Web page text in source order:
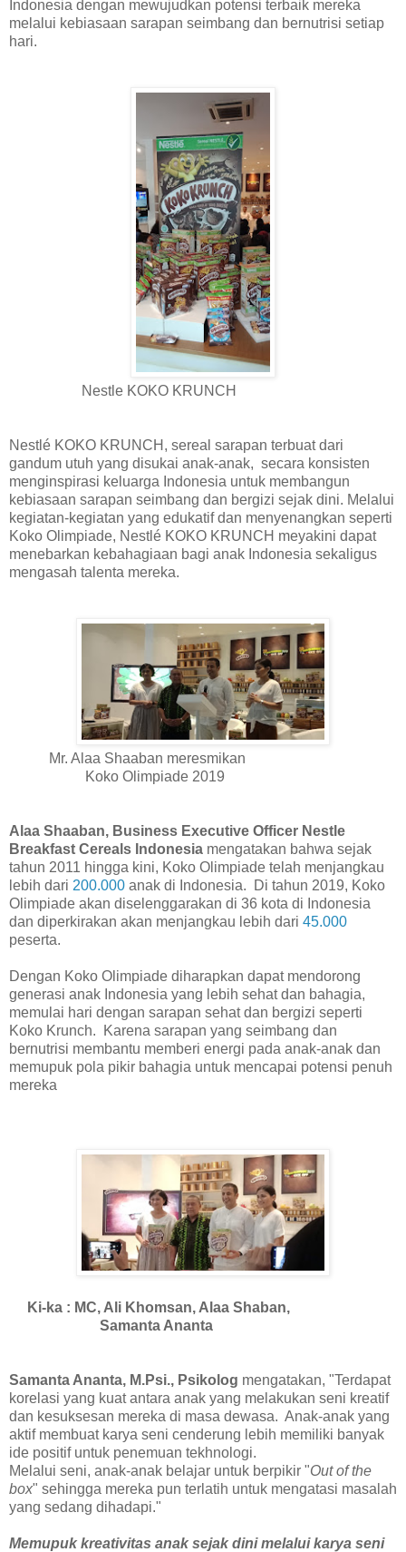
Indonesia dengan mewujudkan potensi terbaik mereka
melalui kebiasaan sarapan seimbang dan bernutrisi setiap
hari.
Nestle KOKO KRUNCH
Nestlé KOKO KRUNCH, sereal sarapan terbuat dari
gandum utuh yang disukai anak-anak, secara konsisten
menginspirasi keluarga Indonesia untuk membangun
kebiasaan sarapan seimbang dan bergizi sejak dini. Melalui
kegiatan-kegiatan yang edukatif dan menyenangkan seperti
Koko Olimpiade, Nestlé KOKO KRUNCH meyakini dapat
menebarkan kebahagiaan bagi anak Indonesia sekaligus
mengasah talenta mereka.
Mr. Alaa Shaaban meresmikan
Koko Olimpiade 2019
Alaa Shaaban, Business Executive Officer Nestle
Breakfast Cereals Indonesia mengatakan bahwa sejak
tahun 2011 hingga kini, Koko Olimpiade telah menjangkau
lebih dari 200.000 anak di Indonesia. Di tahun 2019, Koko
Olimpiade akan diselenggarakan di 36 kota di Indonesia
dan diperkirakan akan menjangkau lebih dari 45.000
peserta.
Dengan Koko Olimpiade diharapkan dapat mendorong
generasi anak Indonesia yang lebih sehat dan bahagia,
memulai hari dengan sarapan sehat dan bergizi seperti
Koko Krunch. Karena sarapan yang seimbang dan
bernutrisi membantu memberi energi pada anak-anak dan
memupuk pola pikir bahagia untuk mencapai potensi penuh
mereka
Ki-ka : MC, Ali Khomsan, Alaa Shaban,
Samanta Ananta
Samanta Ananta, M.Psi., Psikolog mengatakan, "Terdapat
korelasi yang kuat antara anak yang melakukan seni kreatif
dan kesuksesan mereka di masa dewasa. Anak-anak yang
aktif membuat karya seni cenderung lebih memiliki banyak
ide positif untuk penemuan tekhnologi.
Melalui seni, anak-anak belajar untuk berpikir "Out of the
box" sehingga mereka pun terlatih untuk mengatasi masalah
yang sedang dihadapi."
Memupuk kreativitas anak sejak dini melalui karya seni